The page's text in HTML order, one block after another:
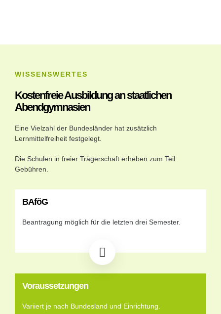
WISSENSWERTES
Kostenfreie Ausbildung an staatlichen
Abendgymnasien
Eine Vielzahl der Bundesländer hat zusätzlich
Lernmittelfreiheit festgelegt.
Die Schulen in freier Trägerschaft erheben zum Teil
Gebühren.
BAföG
Beantragung möglich für die letzten drei Semester.
Voraussetzungen
Variiert je nach Bundesland und Einrichtung.